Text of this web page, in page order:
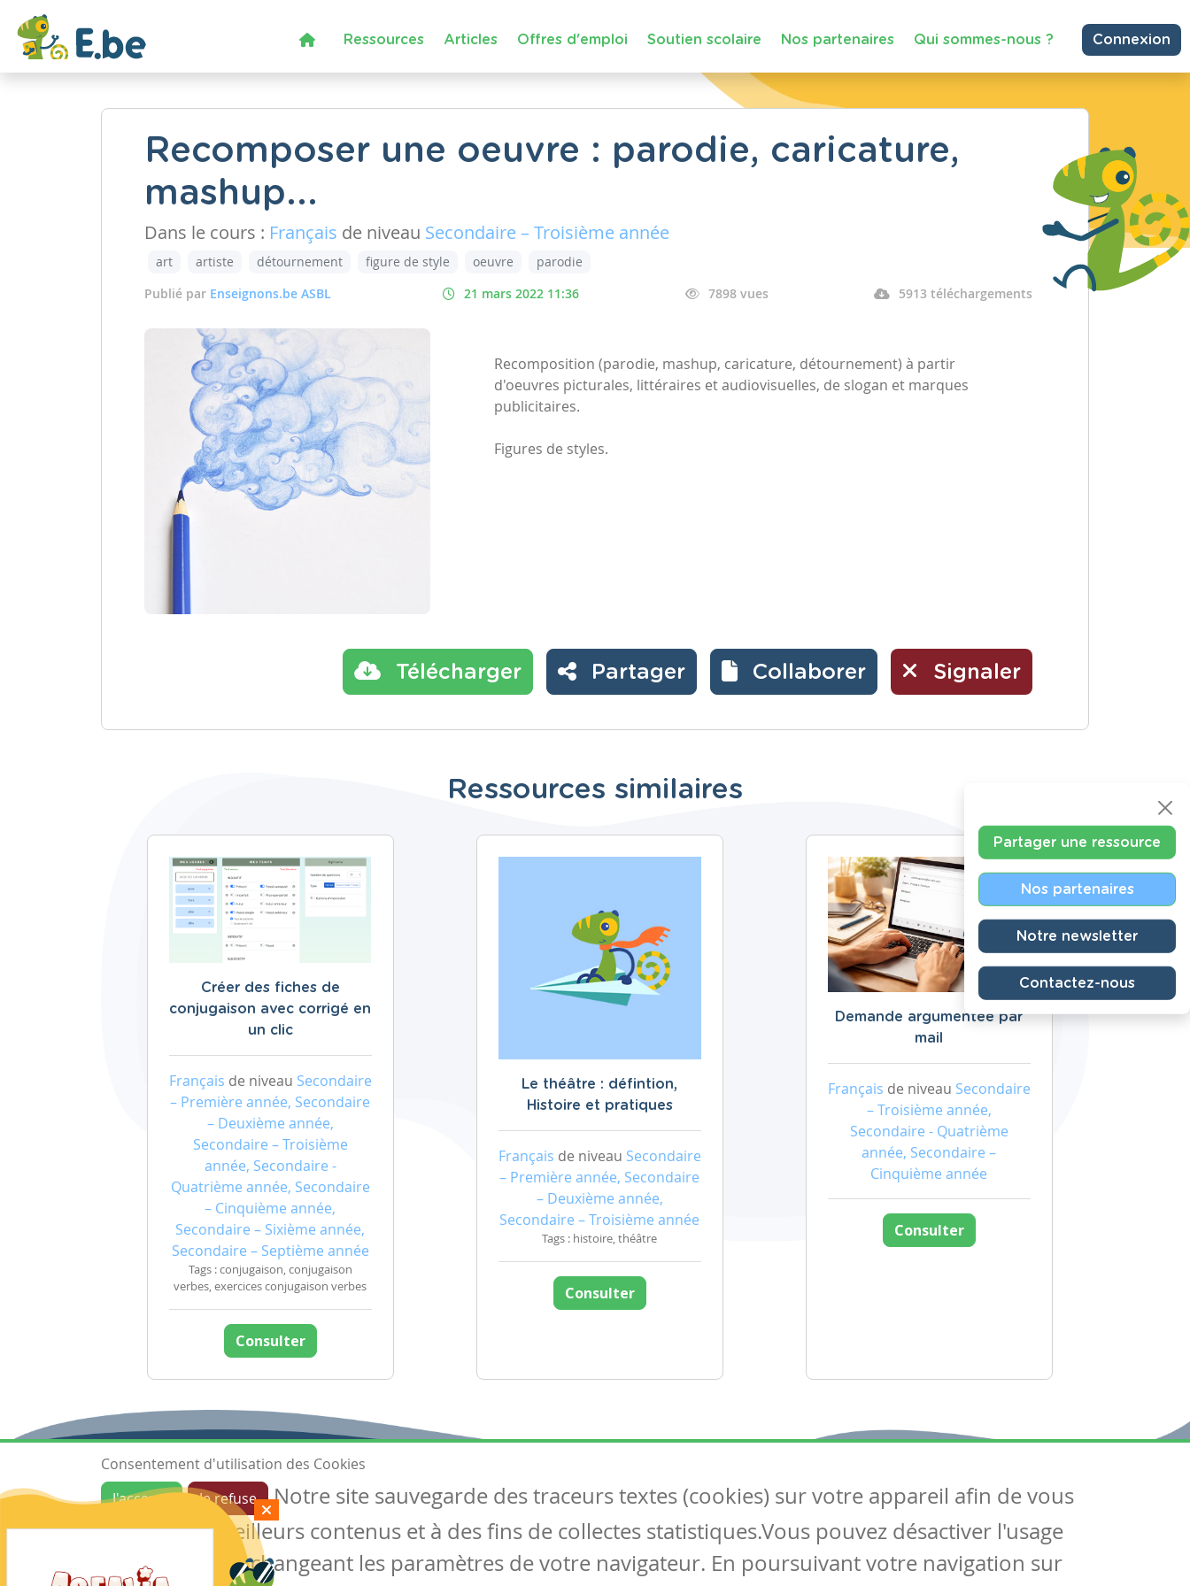
Ressources Articles Offres d'emploi Soutien scolaire Nos partenaires Qui sommes-nous ? Connexion
Recomposer une oeuvre : parodie, caricature,
mashup...
Dans le cours : Français de niveau Secondaire – Troisième année
art artiste détournement figure de style oeuvre
parodie
Publié par Enseignons.be ASBL 21 mars 2022 11:36 7898 vues 5913 téléchargements
Recomposition (parodie, mashup, caricature, détournement) à partir
d'oeuvres picturales, littéraires et audiovisuelles, de slogan et marques
publicitaires.
Figures de styles.
Télécharger Partager Collaborer Signaler
Ressources similaires
Créer des fiches de
conjugaison avec corrigé en
un clic
Français de niveau Secondaire
– Première année, Secondaire
– Deuxième année,
Secondaire – Troisième
année, Secondaire -
Quatrième année, Secondaire
– Cinquième année,
Secondaire – Sixième année,
Secondaire – Septième année
Tags : conjugaison, conjugaison
verbes, exercices conjugaison verbes
Consulter
Le théâtre : défintion,
Histoire et pratiques
Français de niveau Secondaire
– Première année, Secondaire
– Deuxième année,
Secondaire – Troisième année
Tags : histoire, théâtre
Consulter
Demande argumentée par
mail
Français de niveau Secondaire
– Troisième année,
Secondaire - Quatrième
année, Secondaire –
Cinquième année
Consulter
Partager une ressource
Nos partenaires
Notre newsletter
Contactez-nous
Ressources
Les ressources
Créer une ressource
Mes ressources
Articles
Tous les articles
Articles DYS
Suivez-nous
Contactez-nous
Soutien scolaire
Consentement d'utilisation des Cookies
J'accepte
Je refuse
Notre site sauvegarde des traceurs textes (cookies) sur votre appareil afin de vous
garantir de meilleurs contenus et à des fins de collectes statistiques.Vous pouvez désactiver l'usage
des cookies en changeant les paramètres de votre navigateur. En poursuivant votre navigation sur